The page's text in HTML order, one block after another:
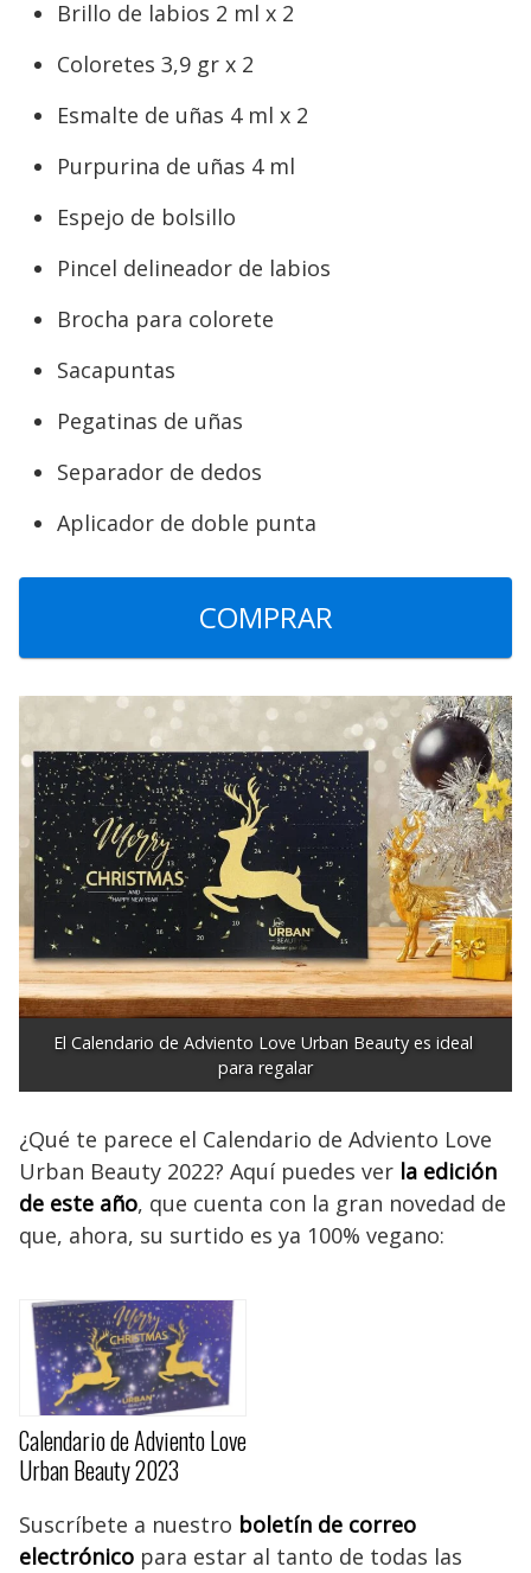
Brillo de labios 2 ml x 2
Coloretes 3,9 gr x 2
Esmalte de uñas 4 ml x 2
Purpurina de uñas 4 ml
Espejo de bolsillo
Pincel delineador de labios
Brocha para colorete
Sacapuntas
Pegatinas de uñas
Separador de dedos
Aplicador de doble punta
COMPRAR
El Calendario de Adviento Love Urban Beauty es ideal
para regalar
¿Qué te parece el Calendario de Adviento Love
Urban Beauty 2022? Aquí puedes ver la edición
de este año, que cuenta con la gran novedad de
que, ahora, su surtido es ya 100% vegano:
Calendario de Adviento Love
Urban Beauty 2023
Suscríbete a nuestro boletín de correo
electrónico para estar al tanto de todas las